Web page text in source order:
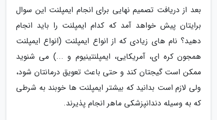
بعد از دریافت تصمیم نهایی برای انجام ایمپلنت این سوال
برایتان پیش خواهد آمد که کدام ایمپلنت را باید انجام
دهید؟ نام های زیادی که از انواع ایمپلنت (انواع ایمپلنت
همجون کره ای، آمریکایی، ایمپلنتینیوم و ...) می شنوید
ممکن است گیجتان کند و حتی باعث تعویق درمانتان شود،
ولی لازم است بدانید که بیشتر ایمپلنت ها خوبند به شرطی
که به وسیله دندانپزشکی ماهر انجام پذیرند.